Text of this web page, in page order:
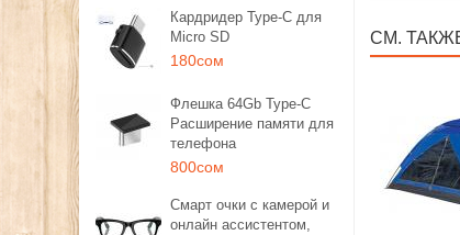
Кардридер Type-C для
Micro SD
180сом
Флешка 64Gb Type-C
Расширение памяти для
телефона
800сом
Смарт очки с камерой и
онлайн ассистентом,
СМ.